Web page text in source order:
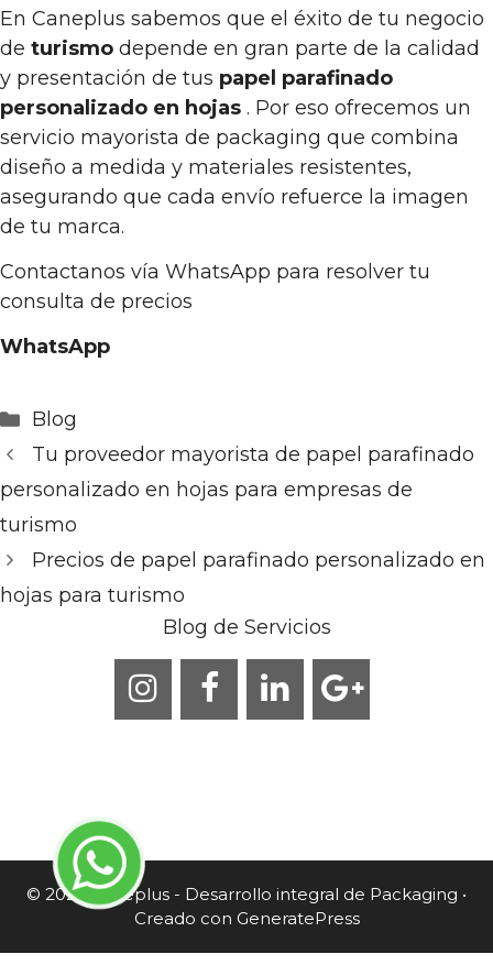
En Caneplus sabemos que el éxito de tu negocio
de turismo depende en gran parte de la calidad
y presentación de tus papel parafinado
personalizado en hojas . Por eso ofrecemos un
servicio mayorista de packaging que combina
diseño a medida y materiales resistentes,
asegurando que cada envío refuerce la imagen
de tu marca.
Contactanos vía WhatsApp para resolver tu
consulta de precios
WhatsApp
Categorías
Blog
Tu proveedor mayorista de papel parafinado
personalizado en hojas para empresas de
turismo
Precios de papel parafinado personalizado en
hojas para turismo
Blog de Servicios
© 2026 Caneplus - Desarrollo integral de Packaging •
Creado con GeneratePress